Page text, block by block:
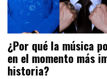
¿Por qué la música
en el momento más
historia?